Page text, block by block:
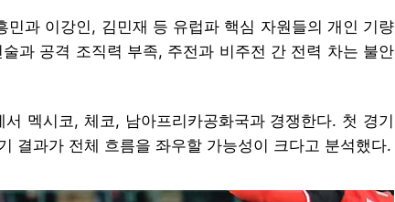
민과 이강인, 김민재 등 유럽파 핵심 자원들의 개인 기량
과 공격 조직력 부족, 주전과 비주전 간 전력 차는 불안
멕시코, 체코, 남아프리카공화국과 경쟁한다. 첫 경기
결과가 전체 흐름을 좌우할 가능성이 크다고 분석했다.